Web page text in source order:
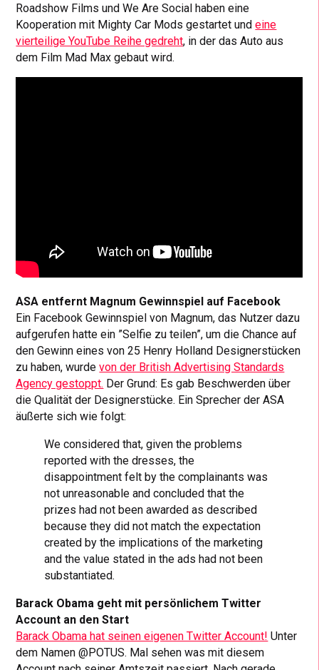
Roadshow Films und We Are Social haben eine
Kooperation mit Mighty Car Mods gestartet undeine
vierteilige YouTube Reihe gedreht, in der das Auto aus
dem Film Mad Max gebaut wird.
ASA entfernt Magnum Gewinnspiel auf Facebook
Ein Facebook Gewinnspiel von Magnum, das Nutzer dazu
aufgerufen hatte ein ”Selfie zu teilen”, um die Chance auf
den Gewinn eines von 25 Henry Holland Designerstücken
zu haben, wurdevon der British Advertising Standards
Agency gestoppt. Der Grund: Es gab Beschwerden über
die Qualität der Designerstücke. Ein Sprecher der ASA
äußerte sich wie folgt:
We considered that, given the problems
reported with the dresses, the
disappointment felt by the complainants was
not unreasonable and concluded that the
prizes had not been awarded as described
because they did not match the expectation
created by the implications of the marketing
and the value stated in the ads had not been
substantiated.
Barack Obama geht mit persönlichem Twitter
Account an den Start
Barack Obama hat seinen eigenen Twitter Account! Unter
dem Namen @POTUS. Mal sehen was mit diesem